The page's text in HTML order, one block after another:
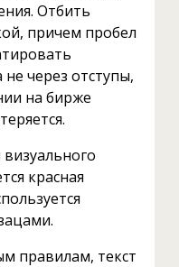
Отбить
причем пробел
через отступы,
на бирже
красная
правилам, текст